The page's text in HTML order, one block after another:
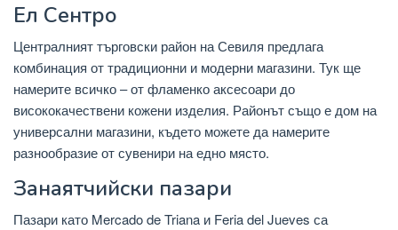
Ел Сентро
Централният търговски район на Севиля предлага
комбинация от традиционни и модерни магазини. Тук ще
намерите всичко – от фламенко аксесоари до
висококачествени кожени изделия. Районът също е дом на
универсални магазини, където можете да намерите
разнообразие от сувенири на едно място.
Занаятчийски пазари
Пазари като Mercado de Triana и Feria del Jueves са